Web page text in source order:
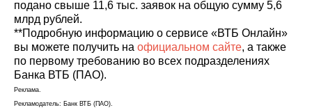
подано свыше 11,6 тыс. заявок на общую сумму 5,6
млрд рублей.
**Подробную информацию о сервисе «ВТБ Онлайн»
вы можете получить на официальном сайте, а также
по первому требованию во всех подразделениях
Банка ВТБ (ПАО).
Реклама.
Рекламодатель: Банк ВТБ (ПАО).